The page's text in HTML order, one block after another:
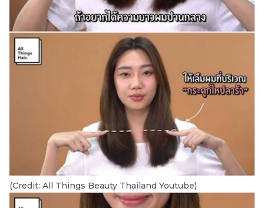
(Credit: All Things Beauty Thailand Youtube)